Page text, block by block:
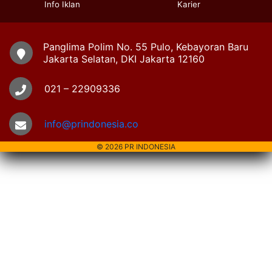
Info Iklan Karier
Panglima Polim No. 55 Pulo, Kebayoran Baru
Jakarta Selatan, DKI Jakarta 12160
021 – 22909336
info@prindonesia.co
© 2026 PR INDONESIA